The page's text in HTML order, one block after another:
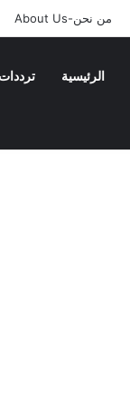
من نحن-About Us
الرئيسية